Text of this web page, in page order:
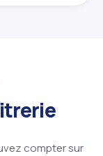
compter sur